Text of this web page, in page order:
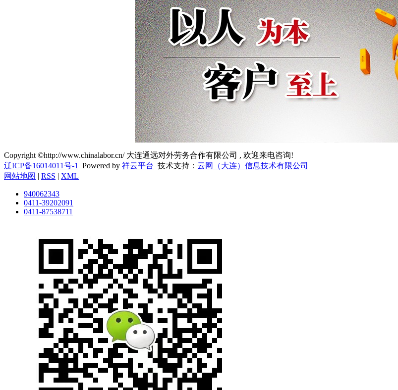
Copyright ©http://www.chinalabor.cn/ 大连通远对外劳务合作有限公司 , 欢迎来电咨询!
辽ICP备16014011号-1
Powered by 祥云平台 技术支持： 云网（大连）信息技术有限公司
网站地图 | RSS | XML
940062343
0411-39202091
0411-87538711